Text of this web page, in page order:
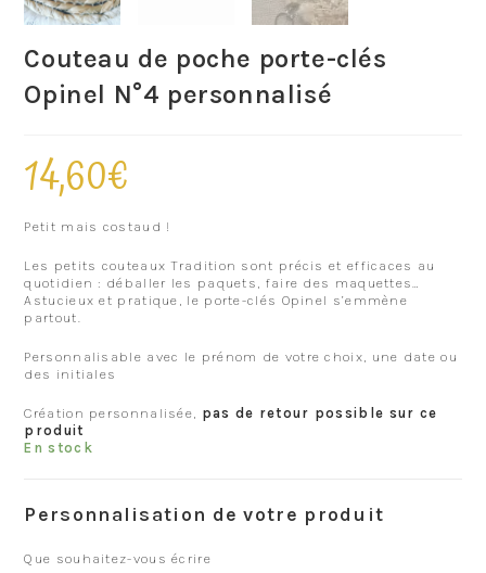
Couteau de poche porte-clés
Opinel N°4 personnalisé
14,60€
Petit mais costaud !
Les petits couteaux Tradition sont précis et efficaces au
quotidien : déballer les paquets, faire des maquettes…
Astucieux et pratique, le porte-clés Opinel s’emmène
partout.
Personnalisable avec le prénom de votre choix, une date ou
des initiales
Création personnalisée, pas de retour possible sur ce
produit
En stock
Personnalisation de votre produit
Que souhaitez-vous écrire